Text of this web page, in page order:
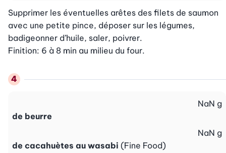
Supprimer les éventuelles arêtes des filets de saumon
avec une petite pince, déposer sur les légumes,
badigeonner d’huile, saler, poivrer.
Finition: 6 à 8 min au milieu du four.
de beurre
NaN g
de cacahuètes au wasabi (Fine Food)
NaN g